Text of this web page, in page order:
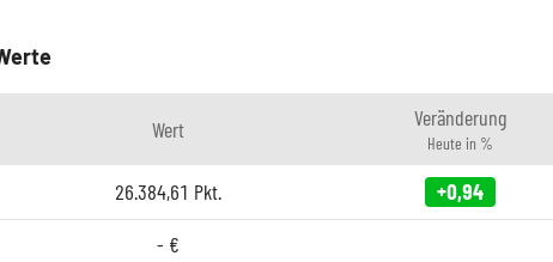
Wert Veränderung
Heute in %
26.384,61 Pkt.
+0,94
- €